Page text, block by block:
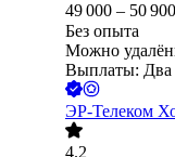
49 000 – 50 900
Без опыта
Можно
Выплаты: Два
ЭР-Телеком
4.2